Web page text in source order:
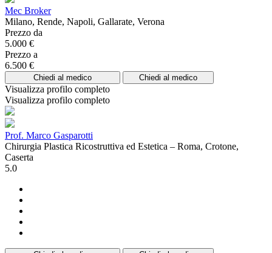
Mec Broker
Milano, Rende, Napoli, Gallarate, Verona
Prezzo da
5.000 €
Prezzo a
6.500 €
Chiedi al medico Chiedi al medico
Visualizza profilo completo
Visualizza profilo completo
Prof. Marco Gasparotti
Chirurgia Plastica Ricostruttiva ed Estetica – Roma, Crotone,
Caserta
5.0